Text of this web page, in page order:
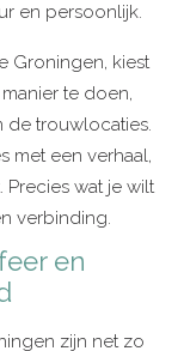
en persoonlijk.
Groningen, kiest
te doen,
de trouwlocaties.
met een verhaal,
Precies wat je wilt
verbinding.
en
zijn net zo